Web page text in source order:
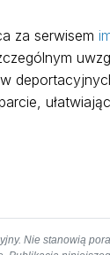
za serwisem
Nie stanowią